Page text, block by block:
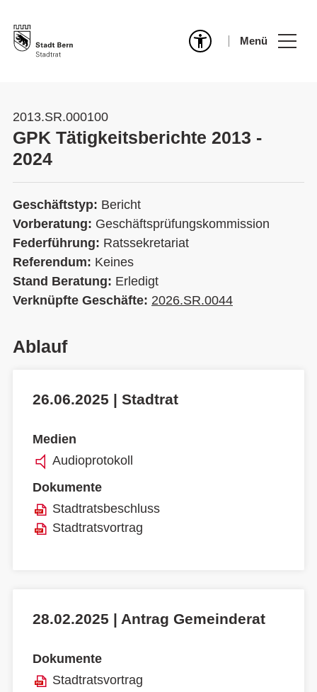
Menü
2013.SR.000100
GPK Tätigkeitsberichte 2013 -
2024
Geschäftstyp: Bericht
Vorberatung: Geschäftsprüfungskommission
Federführung: Ratssekretariat
Referendum: Keines
Stand Beratung: Erledigt
Verknüpfte Geschäfte: 2026.SR.0044
Ablauf
26.06.2025 | Stadtrat
Medien
Audioprotokoll
Dokumente
Stadtratsbeschluss
Stadtratsvortrag
28.02.2025 | Antrag Gemeinderat
Dokumente
Stadtratsvortrag